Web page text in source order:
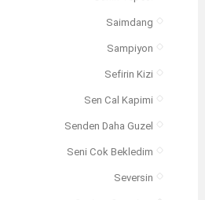
Saimdang
Sampiyon
Sefirin Kizi
Sen Cal Kapimi
Senden Daha Guzel
Seni Cok Bekledim
Seversin